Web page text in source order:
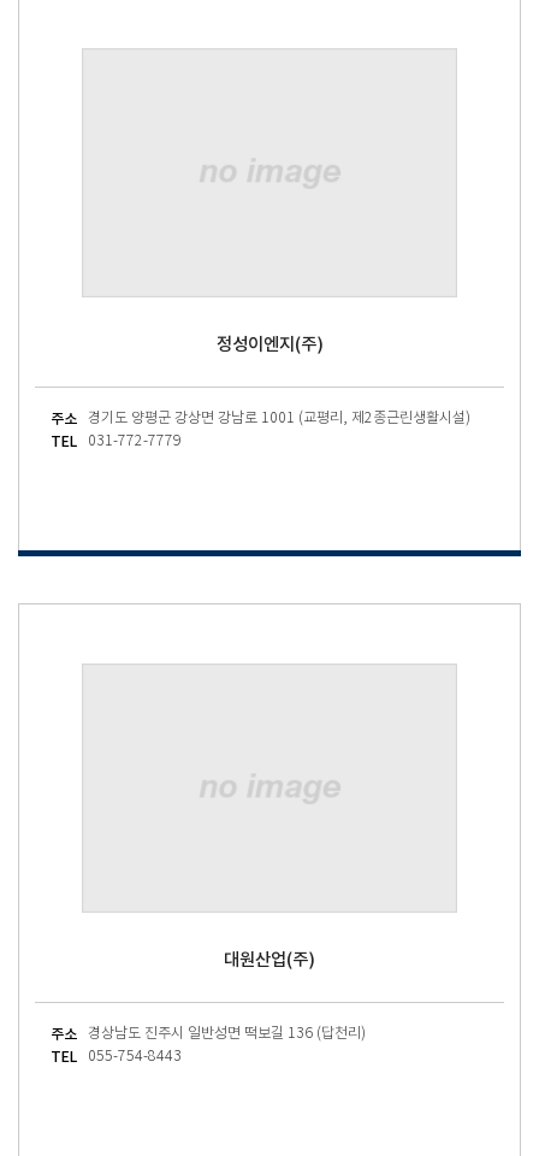
정성이엔지(주)
주소 경기도 양평군 강상면 강남로 1001 (교평리, 제2종근린생활시설)
TEL 031-772-7779
대원산업(주)
주소 경상남도 진주시 일반성면 떡보길 136 (답천리)
TEL 055-754-8443